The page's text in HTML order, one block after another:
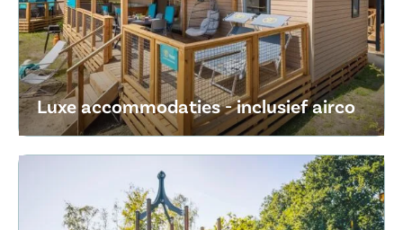
Luxe accommodaties - inclusief airco